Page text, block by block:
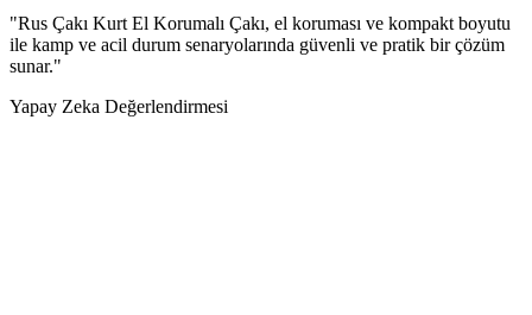
"Rus Çakı Kurt El Korumalı Çakı, el koruması ve kompakt boyutu
ile kamp ve acil durum senaryolarında güvenli ve pratik bir çözüm
sunar."
Yapay Zeka Değerlendirmesi